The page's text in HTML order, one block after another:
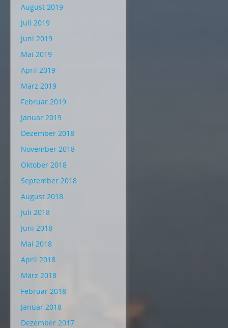
August 2019
Juli 2019
Juni 2019
Mai 2019
April 2019
März 2019
Februar 2019
Januar 2019
Dezember 2018
November 2018
Oktober 2018
September 2018
August 2018
Juli 2018
Juni 2018
Mai 2018
April 2018
März 2018
Februar 2018
Januar 2018
Dezember 2017